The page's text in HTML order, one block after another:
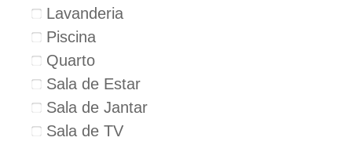
Lavanderia
Piscina
Quarto
Sala de Estar
Sala de Jantar
Sala de TV